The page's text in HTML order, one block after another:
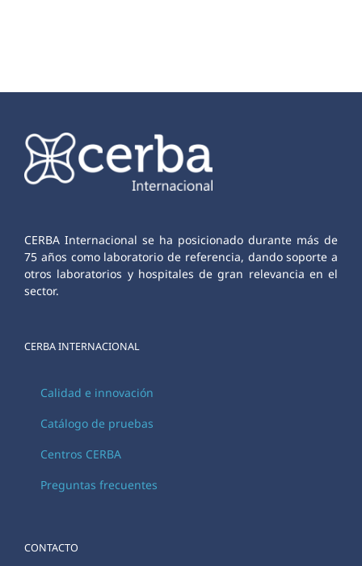
CERBA Internacional se ha posicionado durante más de
75 años como laboratorio de referencia, dando soporte a
otros laboratorios y hospitales de gran relevancia en el
sector.
CERBA INTERNACIONAL
Calidad e innovación
Catálogo de pruebas
Centros CERBA
Preguntas frecuentes
CONTACTO